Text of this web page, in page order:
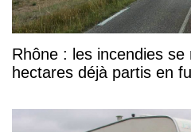
Rhône : les incendies
hectares déjà partis en